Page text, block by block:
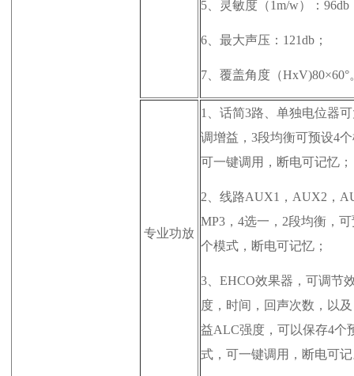
5、 灵敏度（1m/w）：96db
6、 最大声压：121db；
7、 覆盖角度（HxV)80×60°
专业功放
1、 话简3路、单独电位器
调增益，3段均衡可预设4
可一键调用，断电可记忆；
2、 线路AUX1，AUX2，
MP3，4选一，2段均衡，
个模式，断电可记忆；
3、 EHCO效果器，可调节
度，时间，回声次数，以
益ALC强度，可以保存4个
式，可一键调用，断电可